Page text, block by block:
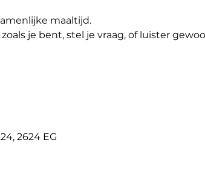
maaltijd.
je bent, stel je vraag, of luister
2624 EG